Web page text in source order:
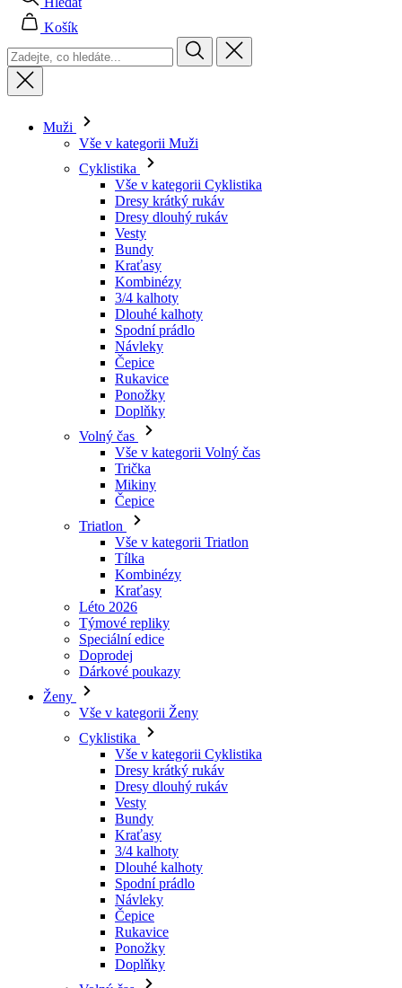
Muži
Vše v kategorii Muži
Dresy dlouhý rukáv
Vesty
Bundy
Kraťasy
Kombinézy
3/4 kalhoty
Dlouhé kalhoty
Spodní prádlo
Návleky
Čepice
Rukavice
Ponožky
Doplňky
Volný čas
Vše v kategorii Volný čas
Trička
Mikiny
Čepice
Triatlon
Vše v kategorii Triatlon
Tílka
Kombinézy
Kraťasy
Léto 2026
Týmové repliky
Speciální edice
Doprodej
Dárkové poukazy
Ženy
Vše v kategorii Ženy
Cyklistika
Vše v kategorii Cyklistika
Dresy dlouhý rukáv
Vesty
Bundy
Kraťasy
3/4 kalhoty
Dlouhé kalhoty
Spodní prádlo
Návleky
Čepice
Rukavice
Ponožky
Doplňky
Volný čas
Vše v kategorii Volný čas
Trička
Mikiny
Čepice